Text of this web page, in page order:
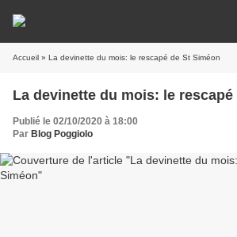
Accueil » La devinette du mois: le rescapé de St Siméon
La devinette du mois: le rescapé
Publié le 02/10/2020 à 18:00
Par Blog Poggiolo